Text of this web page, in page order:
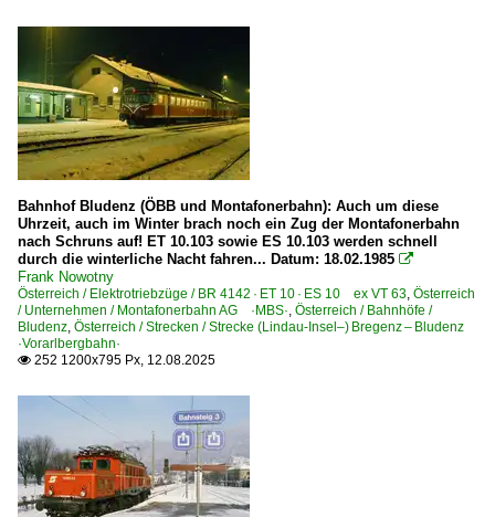
BR 4024 ·Talent· Werbetriebzüge
BR 4030 · 6030
BR 4142 · ET 10 · ES 10 ex VT 63
BR 4480 · ET 10 NPZ Private
BR 4482 · MBS ET 10
BR 4748 ·Desiro ML·
Galerien
Bahn und Landschaft
EM-Werbeloks
Sonderzüge und Sonderfahrten
Wendezug-Garnituren
Güterverkehr
Bahnhof Bludenz (ÖBB und Montafonerbahn): Auch um diese
Uhrzeit, auch im Winter brach noch ein Zug der Montafonerbahn
nach Schruns auf! ET 10.103 sowie ES 10.103 werden schnell
durch die winterliche Nacht fahren... Datum: 18.02.1985 
Frank Nowotny
Österreich / Elektrotriebzüge / BR 4142 · ET 10 · ES 10 ex VT 63, Österreich
/ Unternehmen / Montafonerbahn AG ·MBS·, Österreich / Bahnhöfe /
Bludenz, Österreich / Strecken / Strecke (Lindau-Insel–) Bregenz – Bludenz
·Vorarlbergbahn·
 252 1200x795 Px, 12.08.2025